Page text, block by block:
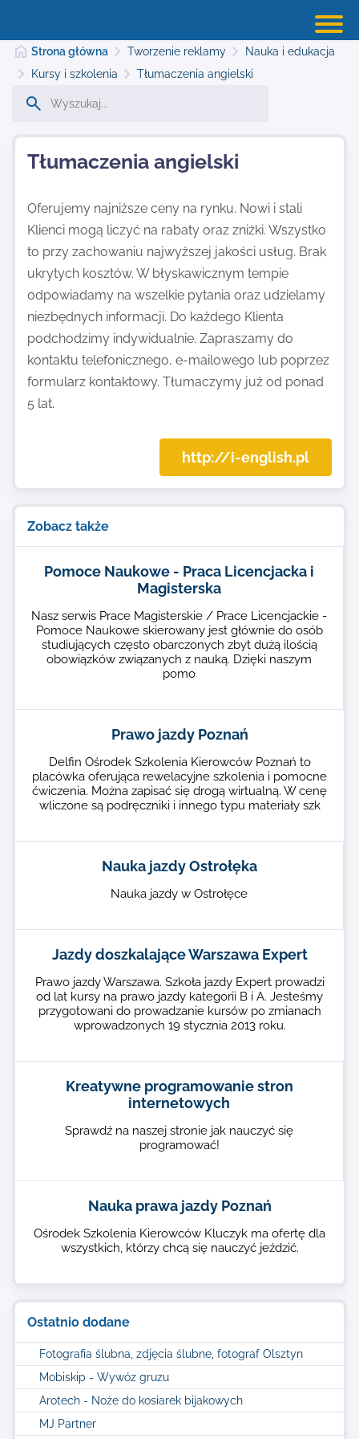
Najnowsze
Kontakt
Strona główna Tworzenie reklamy
Nauka i edukacja
Kursy i szkolenia
Tłumaczenia angielski
Ostatnio dodane
Fotografia ślubna, zdjęcia ślubne, fotograf Olsztyn
Mobiskip - Wywóz gruzu
Arotech - Noże do kosiarek bijakowych
MJ Partner
Tłumaczenia angielski
Oferujemy najniższe ceny na rynku. Nowi i stali
Klienci mogą liczyć na rabaty oraz zniżki. Wszystko
to przy zachowaniu najwyższej jakości usług. Brak
ukrytych kosztów. W błyskawicznym tempie
odpowiadamy na wszelkie pytania oraz udzielamy
niezbędnych informacji. Do każdego Klienta
podchodzimy indywidualnie. Zapraszamy do
kontaktu telefonicznego, e-mailowego lub poprzez
formularz kontaktowy. Tłumaczymy już od ponad
5 lat.
http://i-english.pl
Zobacz także
Pomoce Naukowe - Praca Licencjacka i
Magisterska
Nasz serwis Prace Magisterskie / Prace Licencjackie -
Pomoce Naukowe skierowany jest głównie do osób
studiujących często obarczonych zbyt dużą ilością
obowiązków związanych z nauką. Dzięki naszym
pomo
Prawo jazdy Poznań
Delfin Ośrodek Szkolenia Kierowców Poznań to
placówka oferująca rewelacyjne szkolenia i pomocne
ćwiczenia. Można zapisać się drogą wirtualną. W cenę
wliczone są podręczniki i innego typu materiały szk
Nauka jazdy Ostrołęka
Nauka jazdy w Ostrołęce
Jazdy doszkalające Warszawa Expert
Prawo jazdy Warszawa. Szkoła jazdy Expert prowadzi
od lat kursy na prawo jazdy kategorii B i A. Jesteśmy
przygotowani do prowadzanie kursów po zmianach
wprowadzonych 19 stycznia 2013 roku.
Kreatywne programowanie stron
internetowych
Sprawdź na naszej stronie jak nauczyć się
programować!
Nauka prawa jazdy Poznań
Ośrodek Szkolenia Kierowców Kluczyk ma ofertę dla
wszystkich, którzy chcą się nauczyć jeździć.